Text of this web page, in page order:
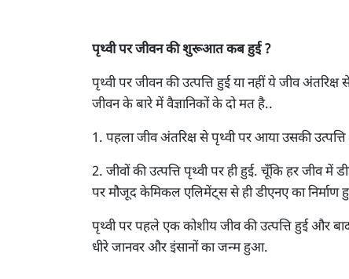
पृथ्वी पर जीवन की शुरूआत कब हुई ?
पृथ्वी पर जीवन की उत्पत्ति हुई या नहीं ये जीव
जीवन के बारे में वैज्ञानिकों के दो मत है..
1. पहला जीव अंतरिक्ष से पृथ्वी पर आया उसकी उत्पत्ति
2. जीवों की उत्पत्ति पृथ्वी पर ही हुई. चूँकि हर जीव में
पर मौजूद केमिकल एलिमेंट्स से ही डीएनए का
पृथ्वी पर पहले एक कोशीय जीव की उत्पत्ति हुई और
धीरे जानवर और इंसानों का जन्म हुआ.